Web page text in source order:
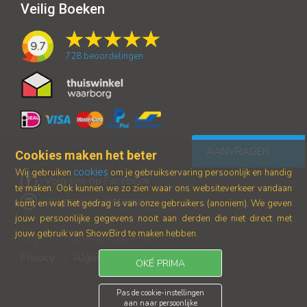
AANVRAGEN
Veilig Boeken
9.7
728 beoordelingen
© 2017-2026 Showbird B.V.
Algemene voorwaarden
Volg ons op Facebook
Volg ons op Instagram
Cookies maken het beter
Wij gebruiken cookies om je gebruikservaring persoonlijk en handig
te maken. Ook kunnen we zo zien waar ons websiteverkeer vandaan
komt en wat het gedrag is van onze gebruikers (anoniem). We geven
jouw persoonlijke gegevens nooit aan derden die niet direct met
jouw gebruik van ShowBird te maken hebben.
OKÉ PRIMA
Pas de cookie-instellingen
aan naar persoonlijke